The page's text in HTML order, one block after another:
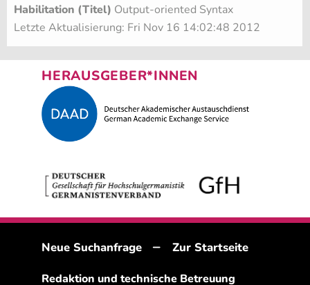
Habilitation (Titel) Output-oriented Syntax
Letzte Aktualisierung: Fri Nov 16 14:02:48 2012
HERAUSGEBER*INNEN
Neue Suchanfrage – Zur Startseite
Redaktion und technische Betreuung